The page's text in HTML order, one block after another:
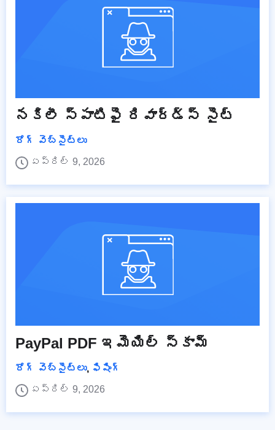
నకిలీ స్పాటిఫై రివార్డ్స్ సైట్
రోగ్ వెబ్‌సైట్‌లు
ఏప్రిల్ 9, 2026
PayPal PDF ఇమెయిల్ స్కామ్
రోగ్ వెబ్‌సైట్‌లు, ఫిషింగ్
ఏప్రిల్ 9, 2026